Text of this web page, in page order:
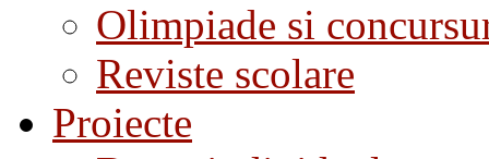
Olimpiade si
Reviste scolare
Proiecte